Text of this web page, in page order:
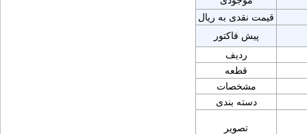
قیمت نقدی به ریال
پیش فاکتور
ردیف
قطعه
مشخصات
دسته بندی
تصویر